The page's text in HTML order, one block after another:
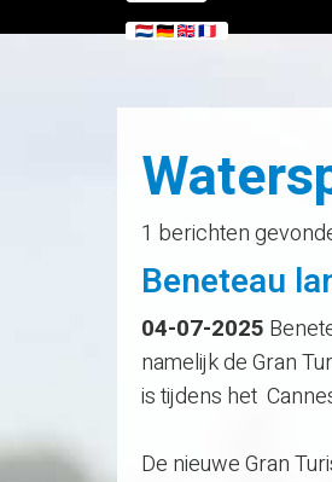
1 berichten
Beneteau
04-07-2025
namelijk de Gran
is tijdens het
De nieuwe Gran